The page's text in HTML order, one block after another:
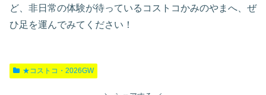
ど、非日常の体験が待っているコストコかみのやまへ、ぜ
ひ足を運んでみてください！
★コストコ・2026GW